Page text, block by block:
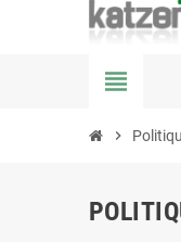
view_headline
chevron_right